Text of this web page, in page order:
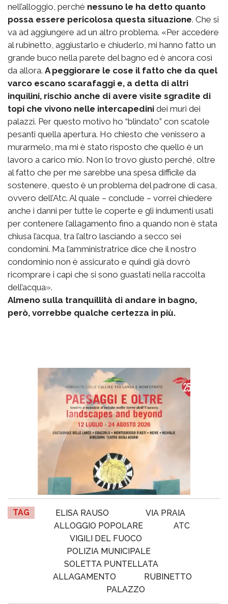
nell’alloggio, perché nessuno le ha detto quanto
possa essere pericolosa questa situazione. Che si
va ad aggiungere ad un altro problema. «Per accedere
al rubinetto, aggiustarlo e chiuderlo, mi hanno fatto un
grande buco nella parete del bagno ed è ancora così
da allora. A peggiorare le cose il fatto che da quel
varco escano scarafaggi e, a detta di altri
inquilini, rischio anche di avere visite sgradite di
topi che vivono nelle intercapedini dei muri dei
palazzi. Per questo motivo ho “blindato” con scatole
pesanti quella apertura. Ho chiesto che venissero a
murarmelo, ma mi è stato risposto che quello è un
lavoro a carico mio. Non lo trovo giusto perché, oltre
al fatto che per me sarebbe una spesa difficile da
sostenere, questo è un problema del padrone di casa,
ovvero dell’Atc. Al quale – conclude – vorrei chiedere
anche i danni per tutte le coperte e gli indumenti usati
per contenere l’allagamento fino a quando non è stata
chiusa l’acqua, tra l’altro lasciando a secco sei
condomini. Ma l’amministratrice dice che il nostro
condominio non è assicurato e quindi già dovrò
ricomprare i capi che si sono guastati nella raccolta
dell’acqua».
Almeno sulla tranquillità di andare in bagno,
però, vorrebbe qualche certezza in più.
TAG ELISA RAUSO
VIA PRAIA
ALLOGGIO POPOLARE
ATC
VIGILI DEL FUOCO
POLIZIA MUNICIPALE
SOLETTA PUNTELLATA
ALLAGAMENTO
RUBINETTO
PALAZZO